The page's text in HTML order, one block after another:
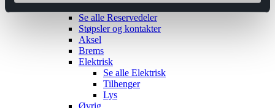
Reservedeler
Se alle Reservedeler
Støpsler og kontakter
Aksel
Brems
Elektrisk
Se alle Elektrisk
Tilhenger
Lys
Øvrig